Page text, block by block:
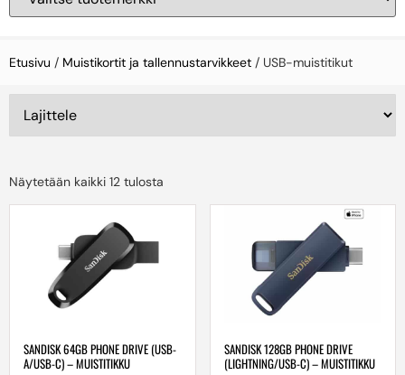
Etusivu / Muistikortit ja tallennustarvikkeet / USB-muistitikut
Näytetään kaikki 12 tulosta
SANDISK 64GB PHONE DRIVE (USB-
A/USB-C) – MUISTITIKKU
SANDISK 128GB PHONE DRIVE
(LIGHTNING/USB-C) – MUISTITIKKU